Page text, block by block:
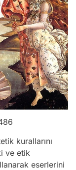
kurallarını
ve etik
eserlerini